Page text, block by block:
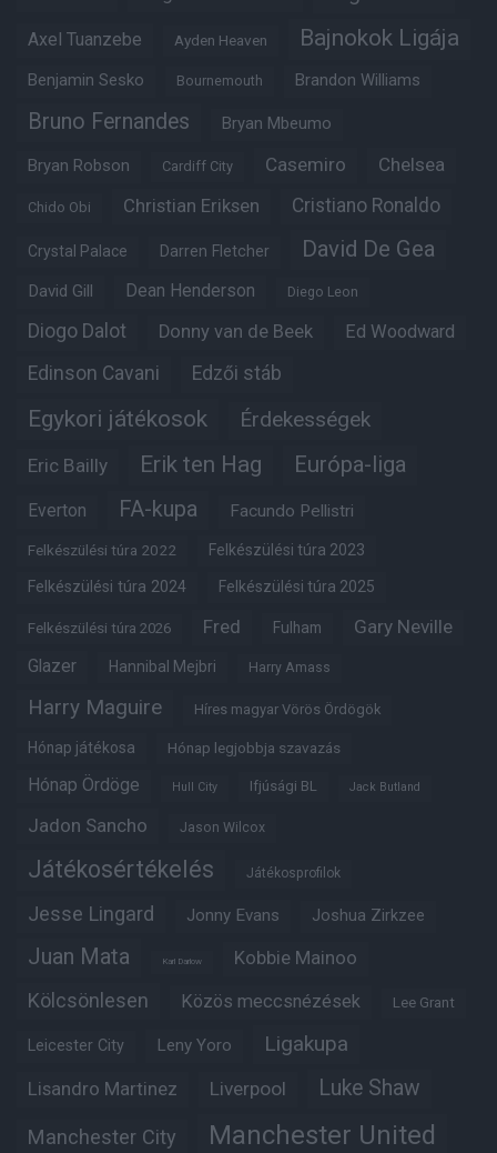
Axel Tuanzebe Ayden Heaven Bajnokok Ligája
Benjamin Sesko Bournemouth Brandon Williams
Bruno Fernandes Bryan Mbeumo
Bryan Robson Cardiff City Casemiro Chelsea
Chido Obi Christian Eriksen Cristiano Ronaldo
Crystal Palace Darren Fletcher David De Gea
David Gill Dean Henderson Diego Leon
Diogo Dalot Donny van de Beek Ed Woodward
Edinson Cavani Edzői stáb
Egykori játékosok Érdekességek
Eric Bailly Erik ten Hag Európa-liga
Everton FA-kupa Facundo Pellistri
Felkészülési túra 2022 Felkészülési túra 2023
Felkészülési túra 2024 Felkészülési túra 2025
Felkészülési túra 2026 Fred Fulham Gary Neville
Glazer Hannibal Mejbri Harry Amass
Harry Maguire Híres magyar Vörös Ördögök
Hónap játékosa Hónap legjobbja szavazás
Hónap Ördöge Hull City Ifjúsági BL Jack Butland
Jadon Sancho Jason Wilcox
Játékosértékelés Játékosprofilok
Jesse Lingard Jonny Evans Joshua Zirkzee
Juan Mata Karl Darlow Kobbie Mainoo
Kölcsönlesen Közös meccsnézések Lee Grant
Leicester City Leny Yoro Ligakupa
Lisandro Martinez Liverpool Luke Shaw
Manchester City Manchester United